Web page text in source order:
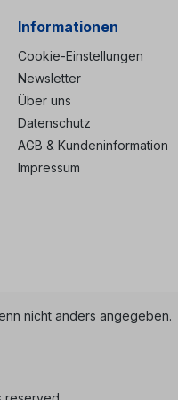
Informationen
Cookie-Einstellungen
Newsletter
Über uns
Datenschutz
AGB & Kundeninformation
Impressum
nicht anders angegeben.